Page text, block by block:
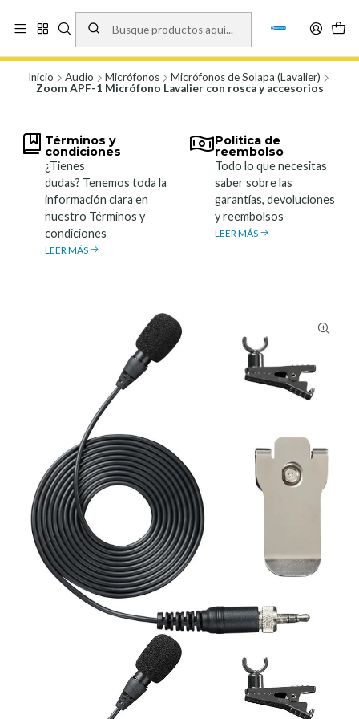
Vísita nuestro local en Los Agustinos 5478, Ñuñoa. Lunes a Viernes 9.30 a
19.00, Sábados 10:00 a 19:00 y Domingos de 10:00 a 17:00
Inicio Audio Micrófonos
Micrófonos de Solapa (Lavalier)
Zoom APF-1 Micrófono Lavalier con rosca y accesorios
Términos y
condiciones
¿Tienes
dudas? Tenemos toda la
información clara en
nuestro Términos y
condiciones
LEER MÁS
Política de
reembolso
Todo lo que necesitas
saber sobre las
garantías, devoluciones
y reembolsos
LEER MÁS